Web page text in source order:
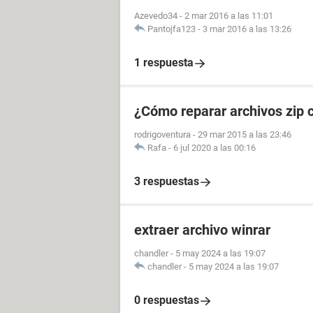
Azevedo34 - 2 mar 2016 a las 11:01
Pantojfa123 - 3 mar 2016 a las 13:26
1 respuesta
¿Cómo reparar archivos zip
rodrigoventura - 29 mar 2015 a las 23:46
Rafa - 6 jul 2020 a las 00:16
3 respuestas
extraer archivo winrar
chandler - 5 may 2024 a las 19:07
chandler - 5 may 2024 a las 19:07
0 respuestas